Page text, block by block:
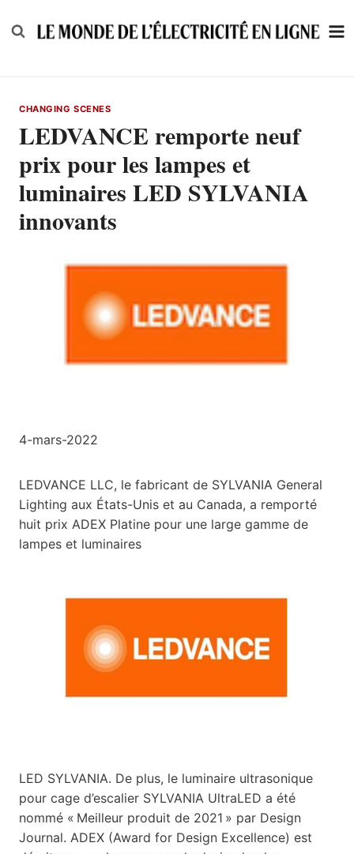
to
CHANGING SCENES
LEDVANCE remporte neuf
prix pour les lampes et
luminaires LED SYLVANIA
innovants
4-mars-2022
LEDVANCE LLC, le fabricant de SYLVANIA General
Lighting aux États-Unis et au Canada, a remporté
huit prix ADEX Platine pour une large gamme de
lampes et luminaires
LED SYLVANIA. De plus, le luminaire ultrasonique
pour cage d’escalier SYLVANIA UltraLED a été
nommé « Meilleur produit de 2021 » par Design
Journal. ADEX (Award for Design Excellence) est